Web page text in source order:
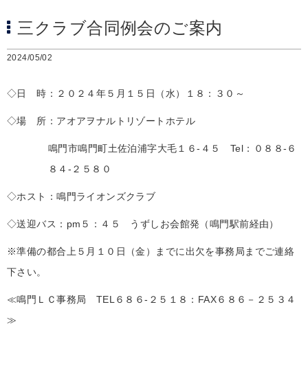
三クラブ合同例会のご案内
2024/05/02
◇日 時：２０２４年５月１５日（水）１８：３０～
◇場 所：アオアヲナルトリゾートホテル
鳴門市鳴門町土佐泊浦字大毛１６-４５ Tel：０８８-６
８４-２５８０
◇ホスト：鳴門ライオンズクラブ
◇送迎バス：pm５：４５ うずしお会館発（鳴門駅前経由）
※準備の都合上５月１０日（金）までに出欠を事務局までご連絡
下さい。
≪鳴門ＬＣ事務局 TEL６８６-２５１８：FAX６８６－２５３４
≫